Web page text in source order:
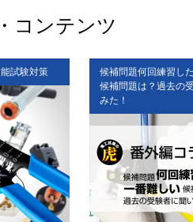
コンテンツ
試験対策
候補問題何回練習し
候補問題は？過去の
みた！